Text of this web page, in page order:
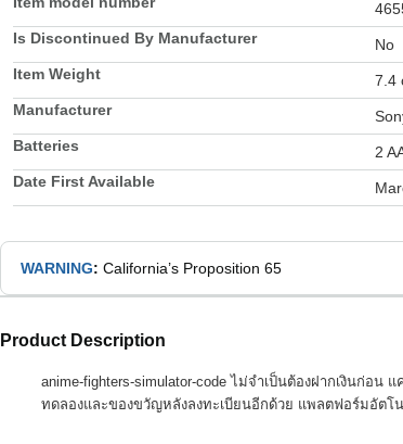
Is Discontinued By Manufacturer
No
Item Weight
7.4
Manufacturer
Batteries
2
Date First Available
WARNING: California’s Proposition 65
Product Description
anime-fighters-simulator-code ไม่จำเป็นต้องฝากเงินก่อ
ทดลองและของขวัญหลังลงทะเบียนอีกด้วย แพลตฟอร์มอัต